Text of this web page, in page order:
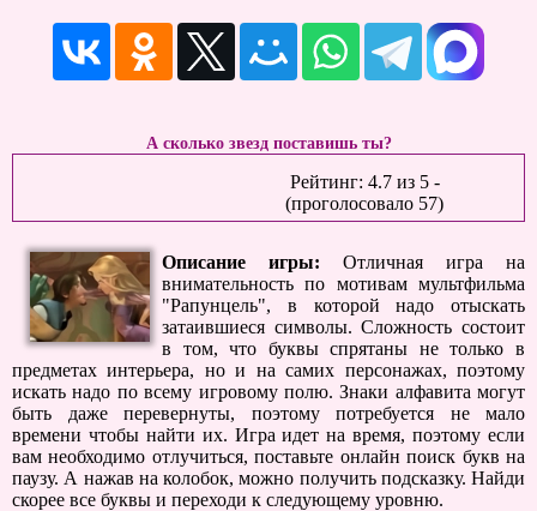
А сколько звезд поставишь ты?
Рейтинг: 4.7из 5-
(проголосовало 57)
Описание игры:
Отличная игра на
внимательность по мотивам мультфильма
"Рапунцель", в которой надо отыскать
затаившиеся символы. Сложность состоит
в том, что буквы спрятаны не только в
предметах интерьера, но и на самих персонажах, поэтому
искать надо по всему игровому полю. Знаки алфавита могут
быть даже перевернуты, поэтому потребуется не мало
времени чтобы найти их. Игра идет на время, поэтому если
вам необходимо отлучиться, поставьте онлайн поиск букв на
паузу. А нажав на колобок, можно получить подсказку. Найди
скорее все буквы и переходи к следующему уровню.